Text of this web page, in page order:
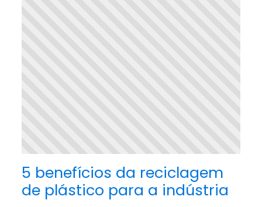
5 benefícios da reciclagem
de plástico para a indústria